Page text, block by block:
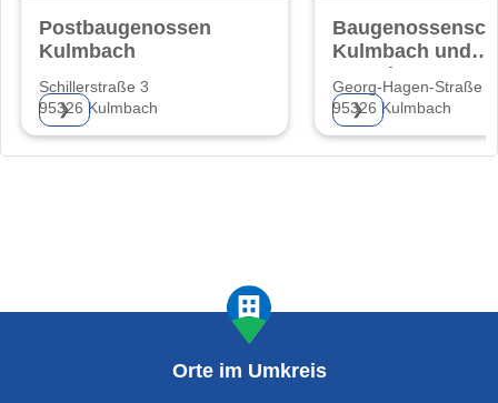
Postbaugenossenschaft
Kulmbach
Schillerstraße 3
95326 Kulmbach
❯
Kulmbach und
Umgebung eG
Georg-Hagen-Straße
95326 Kulmbach
❯
Orte im Umkreis